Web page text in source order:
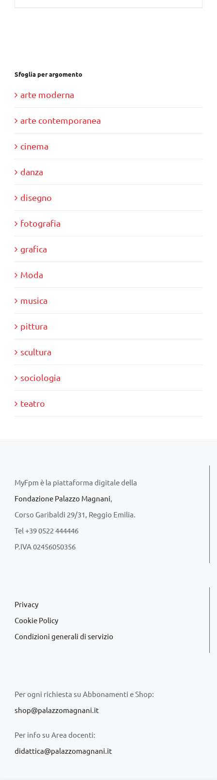
Sfoglia per argomento
arte moderna
arte contemporanea
cinema
danza
disegno
fotografia
grafica
Moda
musica
pittura
scultura
sociologia
teatro
MyFpm è la piattaforma digitale della
Fondazione Palazzo Magnani,
Corso Garibaldi 29/31, Reggio Emilia.
Tel +39 0522 444446
P.IVA 02456050356
Privacy
Cookie Policy
Condizioni generali di servizio
Per ogni richiesta su Abbonamenti e Shop:
shop@palazzomagnani.it
Per info su Area docenti:
didattica@palazzomagnani.it